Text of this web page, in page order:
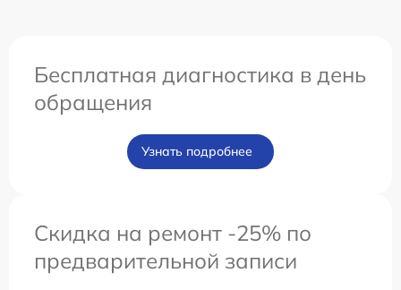
Бесплатная диагностика в день
обращения
Узнать подробнее
Скидка на ремонт -25% по
предварительной записи